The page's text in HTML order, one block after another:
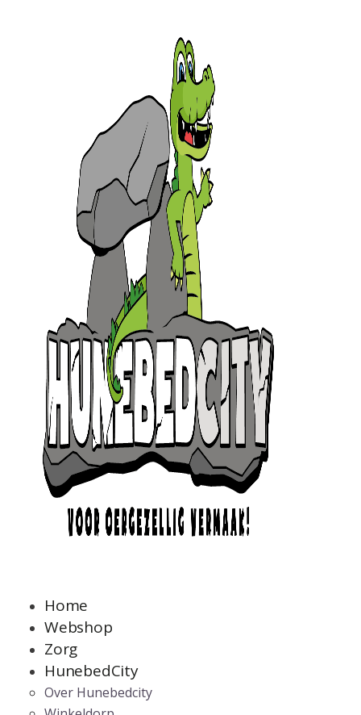
Home
Webshop
Zorg
HunebedCity
Over Hunebedcity